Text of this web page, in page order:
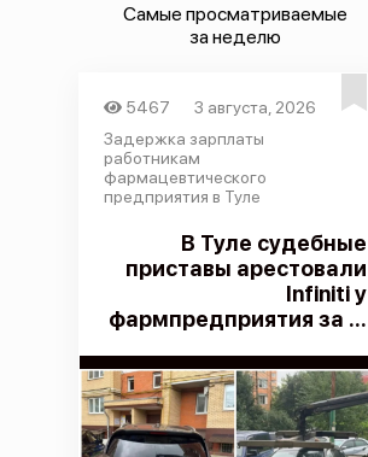
Самые просматриваемые
за неделю
5467
3 августа, 2026
Задержка зарплаты
работникам
фармацевтического
предприятия в Туле
В Туле судебные
приставы арестовали
Infiniti у
фармпредприятия за ...